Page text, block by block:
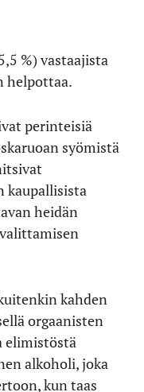
%) vastaajista
helpottaa.
perinteisiä
syömistä
kaupallisista
heidän
kahden
orgaanisten
elimistöstä
alkoholi, joka
kun taas